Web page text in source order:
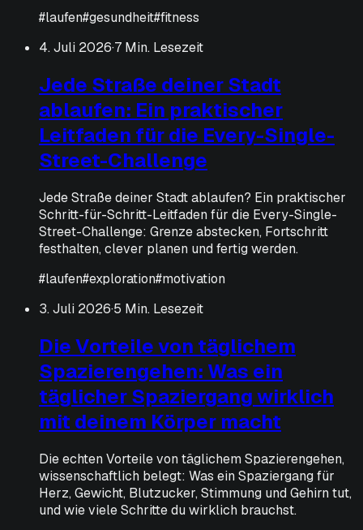
#laufen#gesundheit#fitness
4. Juli 2026·7 Min. Lesezeit
Jede Straße deiner Stadt
ablaufen: Ein praktischer
Leitfaden für die Every-Single-
Street-Challenge
Jede Straße deiner Stadt ablaufen? Ein praktischer
Schritt-für-Schritt-Leitfaden für die Every-Single-
Street-Challenge: Grenze abstecken, Fortschritt
festhalten, clever planen und fertig werden.
#laufen#exploration#motivation
3. Juli 2026·5 Min. Lesezeit
Die Vorteile von täglichem
Spazierengehen: Was ein
täglicher Spaziergang wirklich
mit deinem Körper macht
Die echten Vorteile von täglichem Spazierengehen,
wissenschaftlich belegt: Was ein Spaziergang für
Herz, Gewicht, Blutzucker, Stimmung und Gehirn tut,
und wie viele Schritte du wirklich brauchst.